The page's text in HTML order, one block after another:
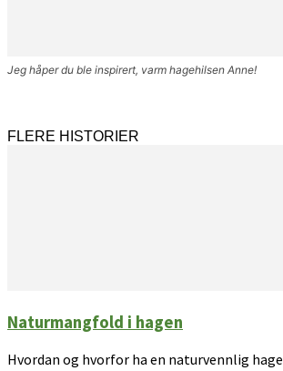
Jeg håper du ble inspirert, varm hagehilsen Anne!
FLERE HISTORIER
Naturmangfold i hagen
Hvordan og hvorfor ha en naturvennlig hage